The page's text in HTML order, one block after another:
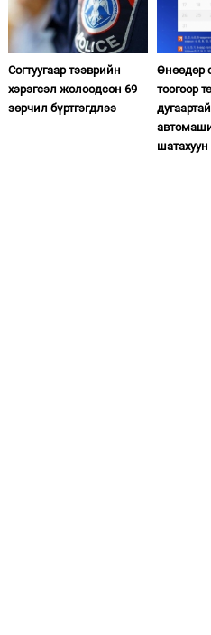
Согтуугаар тээврийн
хэрэгсэл жолоодсон 69
зөрчил бүртгэгдлээ
Өнөөдөр
тоогоор
дугаартай
шатахуун